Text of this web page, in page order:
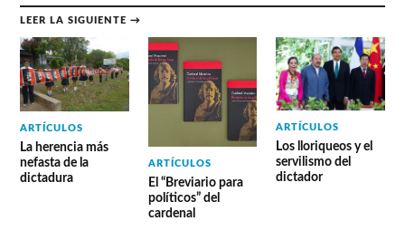
LEER LA SIGUIENTE →
ARTÍCULOS
La herencia más
nefasta de la
dictadura
ARTÍCULOS
El “Breviario para
políticos” del
cardenal
ARTÍCULOS
Los lloriqueos y el
servilismo del
dictador